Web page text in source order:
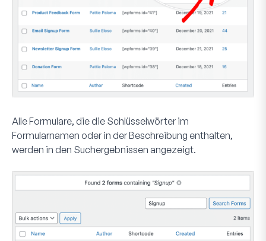
Alle Formulare, die die Schlüsselwörter im
Formularnamen oder in der Beschreibung enthalten,
werden in den Suchergebnissen angezeigt.